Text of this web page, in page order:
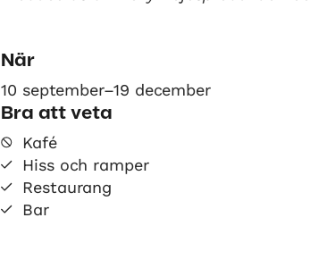
När
10 september–19 december
Bra att veta
Kafé
Hiss och ramper
Restaurang
Bar